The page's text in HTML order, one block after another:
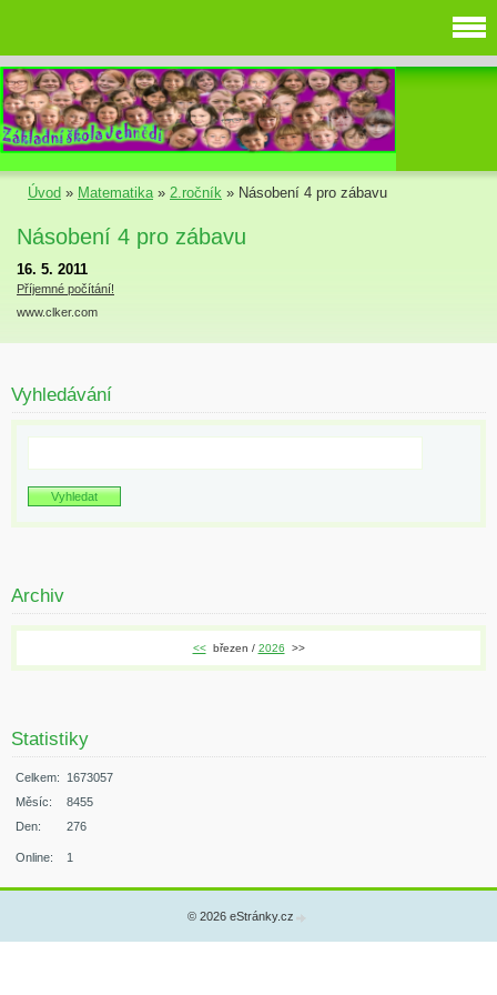
Úvod » Matematika» 2.ročník » Násobení 4 pro zábavu
Násobení 4 pro zábavu
16. 5. 2011
Příjemné počítání!
www.clker.com
Vyhledávání
Archiv
<< březen / 2026 >>
Statistiky
Online: 1
Celkem:
1673057
Měsíc:
8455
Den:
276
© 2026 eStránky.cz